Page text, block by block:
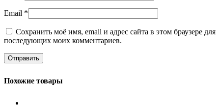
Email *
Сохранить моё имя, email и адрес сайта в этом браузере для
последующих моих комментариев.
Похожие товары